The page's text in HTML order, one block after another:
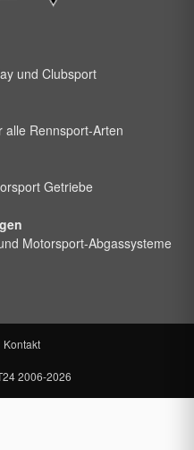
und Clubsport
alle Rennsport-Arten
Getriebe
Motorsport-Abgassysteme
Kontakt
2006-2026